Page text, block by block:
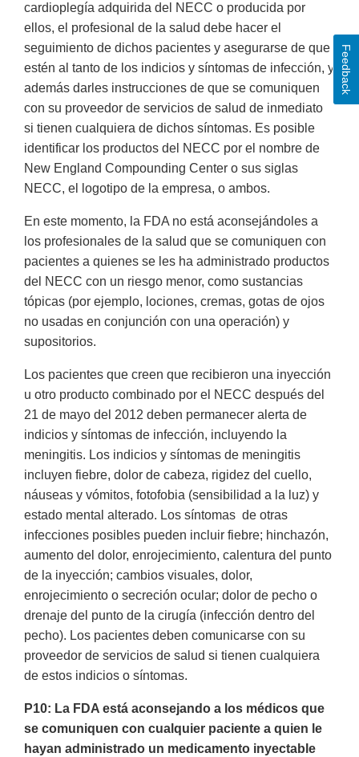
cardioplegía adquirida del NECC o producida por
ellos, el profesional de la salud debe hacer el
seguimiento de dichos pacientes y asegurarse de que
estén al tanto de los indicios y síntomas de infección, y
además darles instrucciones de que se comuniquen
con su proveedor de servicios de salud de inmediato
si tienen cualquiera de dichos síntomas. Es posible
identificar los productos del NECC por el nombre de
New England Compounding Center o sus siglas
NECC, el logotipo de la empresa, o ambos.
En este momento, la FDA no está aconsejándoles a
los profesionales de la salud que se comuniquen con
pacientes a quienes se les ha administrado productos
del NECC con un riesgo menor, como sustancias
tópicas (por ejemplo, lociones, cremas, gotas de ojos
no usadas en conjunción con una operación) y
supositorios.
Los pacientes que creen que recibieron una inyección
u otro producto combinado por el NECC después del
21 de mayo del 2012 deben permanecer alerta de
indicios y síntomas de infección, incluyendo la
meningitis. Los indicios y síntomas de meningitis
incluyen fiebre, dolor de cabeza, rigidez del cuello,
náuseas y vómitos, fotofobia (sensibilidad a la luz) y
estado mental alterado. Los síntomas de otras
infecciones posibles pueden incluir fiebre; hinchazón,
aumento del dolor, enrojecimiento, calentura del punto
de la inyección; cambios visuales, dolor,
enrojecimiento o secreción ocular; dolor de pecho o
drenaje del punto de la cirugía (infección dentro del
pecho). Los pacientes deben comunicarse con su
proveedor de servicios de salud si tienen cualquiera
de estos indicios o síntomas.
P10: La FDA está aconsejando a los médicos que
se comuniquen con cualquier paciente a quien le
hayan administrado un medicamento inyectable
Feedback